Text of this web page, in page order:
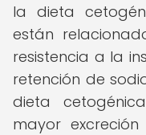
la dieta
están
resistencia a la
retención de
dieta
mayor